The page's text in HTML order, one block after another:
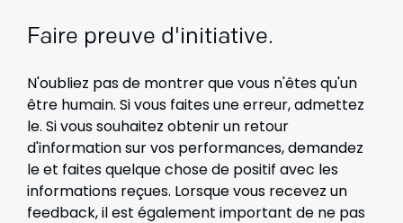
Faire preuve d'initiative.
N'oubliez pas de montrer que vous n'êtes qu'un
être humain. Si vous faites une erreur, admettez
le. Si vous souhaitez obtenir un retour
d'information sur vos performances, demandez
le et faites quelque chose de positif avec les
informations reçues. Lorsque vous recevez un
feedback, il est également important de ne pas